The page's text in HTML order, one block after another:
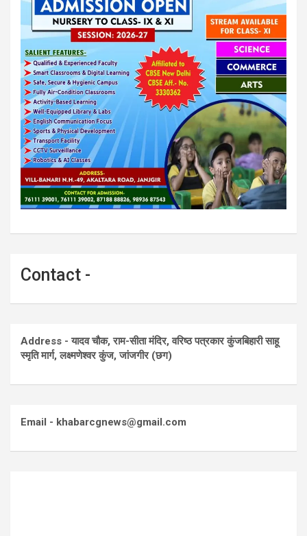
Contact -
Address - यादव चौक, राम-सीता मंदिर, वरिष्ठ पत्रकार कुंजबिहारी साहू
स्मृति मार्ग, लक्ष्मणेश्वर कुंज, जांजगीर (छग)
Email - khabarcgnews@gmail.com